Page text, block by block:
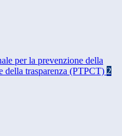
per la prevenzione della
della trasparenza (PTPCT) 2